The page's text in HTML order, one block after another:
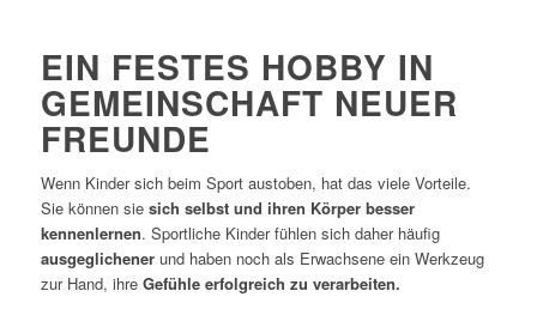
EIN FESTES HOBBY IN
GEMEINSCHAFT NEUER
FREUNDE
Wenn Kinder sich beim Sport austoben, hat das viele Vorteile.
Sie können sie sich selbst und ihren Körper besser
kennenlernen. Sportliche Kinder fühlen sich daher häufig
ausgeglichenerund haben noch als Erwachsene ein Werkzeug
zur Hand, ihre Gefühle erfolgreich zu verarbeiten.